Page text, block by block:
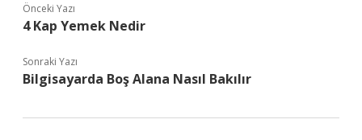
Önceki Yazı
4 Kap Yemek Nedir
Sonraki Yazı
Bilgisayarda Boş Alana Nasıl Bakılır